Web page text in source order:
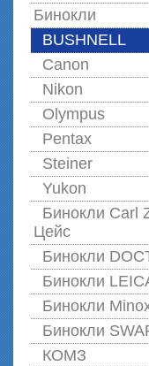
Бинокли
BUSHNELL
Canon
Nikon
Olympus
Pentax
Steiner
Yukon
Бинокли Carl
Цейс
Бинокли
Бинокли
Бинокли
Бинокли
КОМЗ